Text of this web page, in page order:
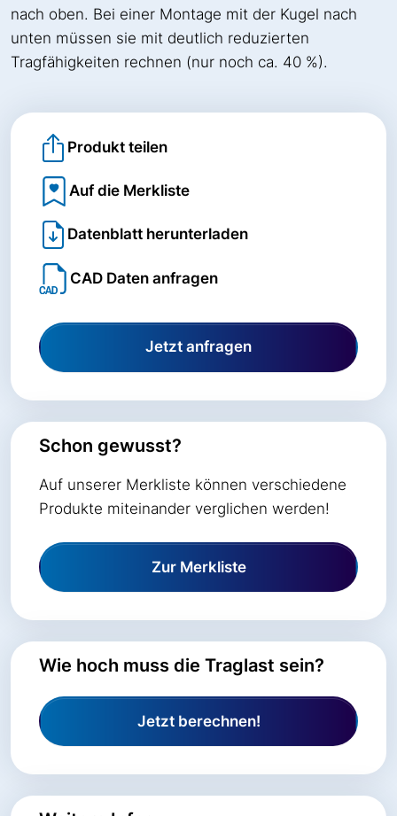
nach oben. Bei einer Montage mit der Kugel nach
unten müssen sie mit deutlich reduzierten
Tragfähigkeiten rechnen (nur noch ca. 40 %).
Produkt teilen
Auf die Merkliste
Datenblatt herunterladen
CAD Daten anfragen
Jetzt anfragen
Schon gewusst?
Auf unserer Merkliste können verschiedene
Produkte miteinander verglichen werden!
Zur Merkliste
Wie hoch muss die Traglast sein?
Jetzt berechnen!